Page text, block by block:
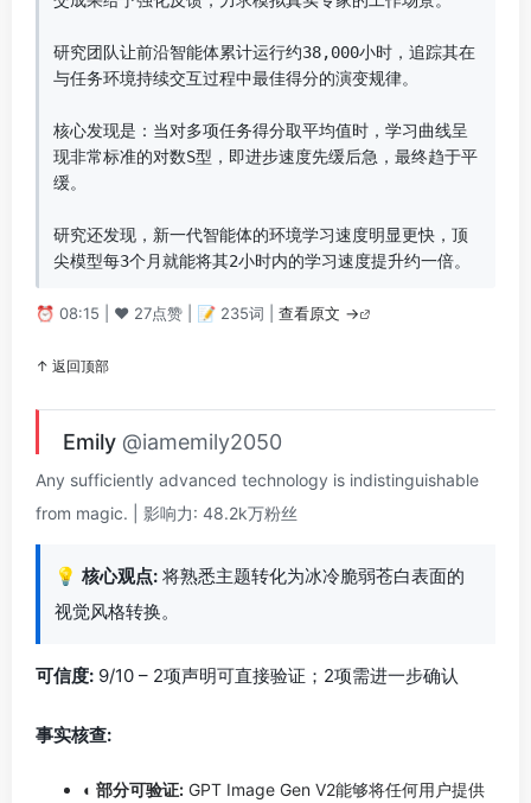
研究团队让前沿智能体累计运行约38,000小时，追踪其在
与任务环境持续交互过程中最佳得分的演变规律。
核心发现是：当对多项任务得分取平均值时，学习曲线呈
现非常标准的对数S型，即进步速度先缓后急，最终趋于平
缓。
研究还发现，新一代智能体的环境学习速度明显更快，顶
尖模型每3个月就能将其2小时内的学习速度提升约一倍。
⏰ 08:15 | ❤️ 27点赞 | 📝 235词 | 查看原文 →
↑ 返回顶部
Emily @iamemily2050
Any sufficiently advanced technology is indistinguishable
from magic. | 影响力: 48.2k万粉丝
💡 核心观点: 将熟悉主题转化为冰冷脆弱苍白表面的
视觉风格转换。
可信度: 9/10 – 2项声明可直接验证；2项需进一步确认
事实核查:
◐ 部分可验证: GPT Image Gen V2能够将任何用户提供